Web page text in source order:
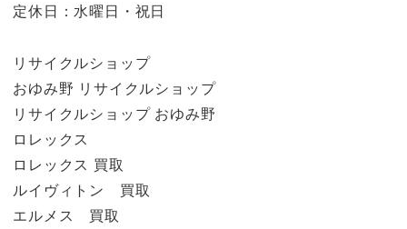
定休日：水曜日・祝日
リサイクルショップ
おゆみ野 リサイクルショップ
リサイクルショップ おゆみ野
ロレックス
ロレックス 買取
ルイヴィトン 買取
エルメス 買取